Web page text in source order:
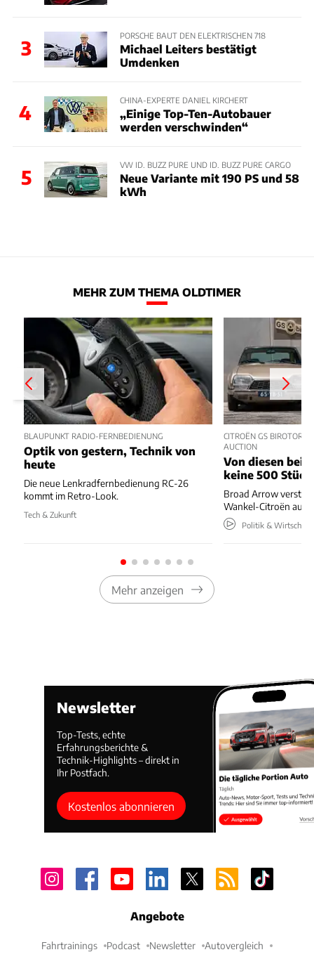
3
PORSCHE BAUT DEN ELEKTRISCHEN 718
Michael Leiters bestätigt
Umdenken
4
CHINA-EXPERTE DANIEL KIRCHERT
„Einige Top-Ten-Autobauer
werden verschwinden“
5
VW ID. BUZZ PURE UND ID. BUZZ PURE CARGO
Neue Variante mit 190 PS und 58
kWh
MEHR ZUM THEMA OLDTIMER
BLAUPUNKT RADIO-FERNBEDIENUNG
Optik von gestern, Technik von
heute
Die neue Lenkradfernbedienung RC-26
kommt im Retro-Look.
Tech & Zukunft
CITROËN GS BIROTOR
AUCTION
Von diesen
keine 500 Stück
Broad Arrow
Wankel-Citroën aus
Politik & Wirtschaft
Mehr anzeigen
Newsletter
Top-Tests, echte
Erfahrungsberichte &
Technik-Highlights – direkt in
Ihr Postfach.
Kostenlos abonnieren
Angebote
Fahrtrainings Podcast Newsletter Autovergleich